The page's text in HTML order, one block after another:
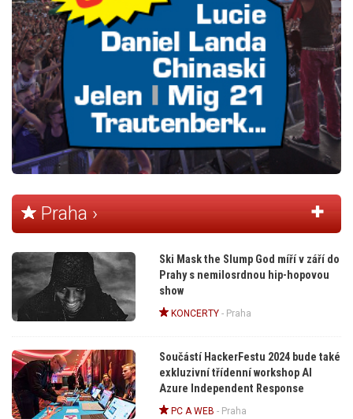
Praha ›
Ski Mask the Slump God míří v září do
Prahy s nemilosrdnou hip-hopovou
show
KONCERTY- Praha
Součástí HackerFestu 2024 bude také
exkluzivní třídenní workshop AI
Azure Independent Response
PC A WEB - Praha